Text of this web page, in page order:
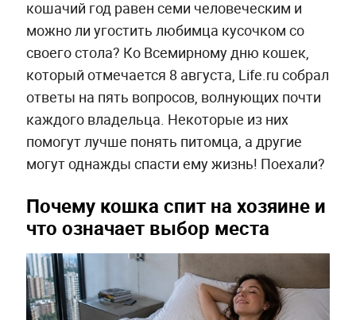
кошачий год равен семи человеческим и
можно ли угостить любимца кусочком со
своего стола? Ко Всемирному дню кошек,
который отмечается 8 августа, Life.ru собрал
ответы на пять вопросов, волнующих почти
каждого владельца. Некоторые из них
помогут лучше понять питомца, а другие
могут однажды спасти ему жизнь! Поехали?
Почему кошка спит на хозяине и
что означает выбор места